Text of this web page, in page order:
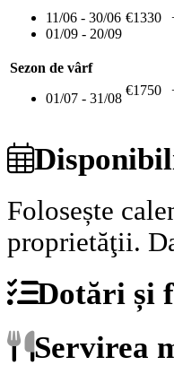
11/06 - 30/06
01/09 - 20/09
€1330
Sezon de vârf
01/07 - 31/08
€1750
Folosește
proprietăţii.
Dotări și
Servirea